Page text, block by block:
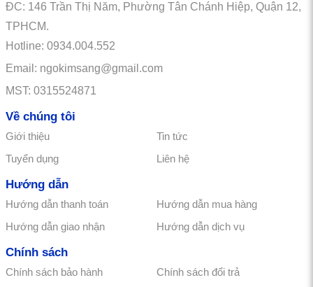
ĐC: 146 Trần Thị Năm, Phường Tân Chánh Hiệp, Quận 12,
TPHCM.
Hotline: 0934.004.552
Email: ngokimsang@gmail.com
MST: 0315524871
Về chúng tôi
Giới thiệu
Tin tức
Tuyển dụng
Liên hệ
Hướng dẫn
Hướng dẫn thanh toán
Hướng dẫn mua hàng
Hướng dẫn giao nhận
Hướng dẫn dịch vụ
Chính sách
Chính sách bảo hành Chính sách đổi trả